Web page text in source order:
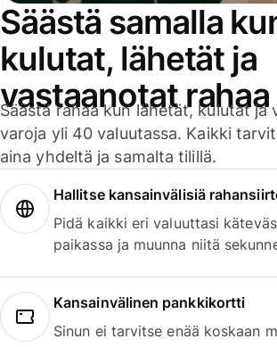
Säästä samalla
kulutat, lähetät ja
vastaanotat rahaa
Säästä rahaa kun lähetät, kulutat ja
varoja yli 40 valuutassa. Kaikki
aina yhdeltä ja samalta tilillä.
Hallitse kansainvälisiä
Pidä kaikki eri valuuttasi
paikassa ja muunna niitä
Kansainvälinen pankkikortti
Sinun ei tarvitse enää koskaan